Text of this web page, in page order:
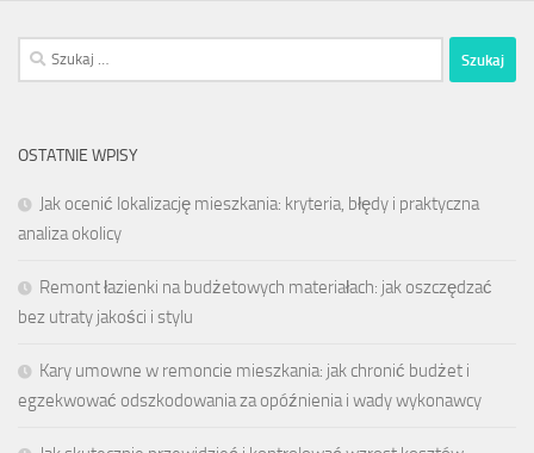
Szukaj:
OSTATNIE WPISY
Jak ocenić lokalizację mieszkania: kryteria, błędy i praktyczna
analiza okolicy
Remont łazienki na budżetowych materiałach: jak oszczędzać
bez utraty jakości i stylu
Kary umowne w remoncie mieszkania: jak chronić budżet i
egzekwować odszkodowania za opóźnienia i wady wykonawcy